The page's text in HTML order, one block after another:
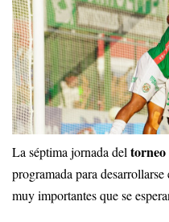
La séptima jornada del
programada para
muy importantes que se